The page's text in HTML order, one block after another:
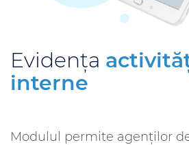
Evidența
interne
Modulul permite agenţilor